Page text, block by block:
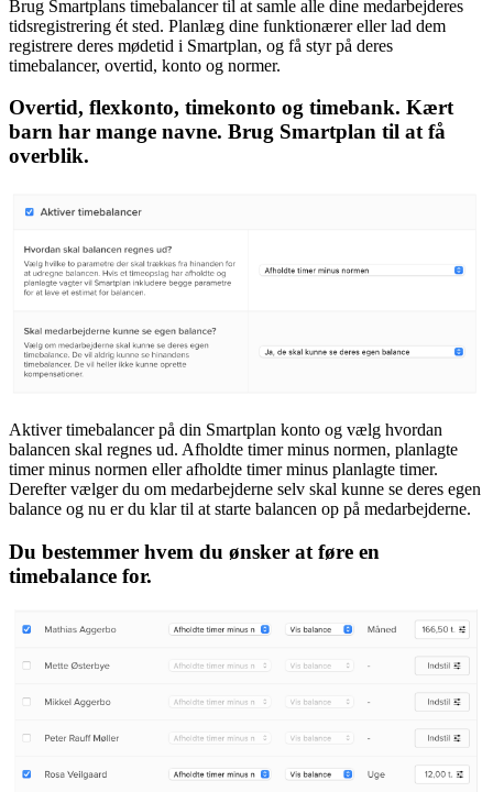
Brug Smartplans timebalancer til at samle alle dine medarbejderes
tidsregistrering ét sted. Planlæg dine funktionærer eller lad dem
registrere deres mødetid i Smartplan, og få styr på deres
timebalancer, overtid, konto og normer.
Overtid, flexkonto, timekonto og timebank. Kært
barn har mange navne. Brug Smartplan til at få
overblik.
Aktiver timebalancer på din Smartplan konto og vælg hvordan
balancen skal regnes ud. Afholdte timer minus normen, planlagte
timer minus normen eller afholdte timer minus planlagte timer.
Derefter vælger du om medarbejderne selv skal kunne se deres egen
balance og nu er du klar til at starte balancen op på medarbejderne.
Du bestemmer hvem du ønsker at føre en
timebalance for.